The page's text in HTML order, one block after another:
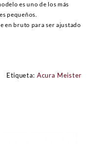
es uno de los más
pequeños.
en bruto para ser ajustado
Etiqueta: Acura Meister